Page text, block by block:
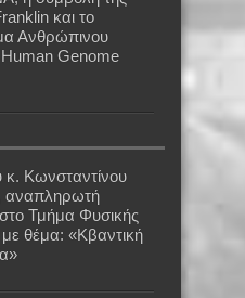
και το
Ανθρώπινου
Human Genome
κ. Κωνσταντίνου
αναπληρωτή
Τμήμα Φυσικής
θέμα: «Κβαντική